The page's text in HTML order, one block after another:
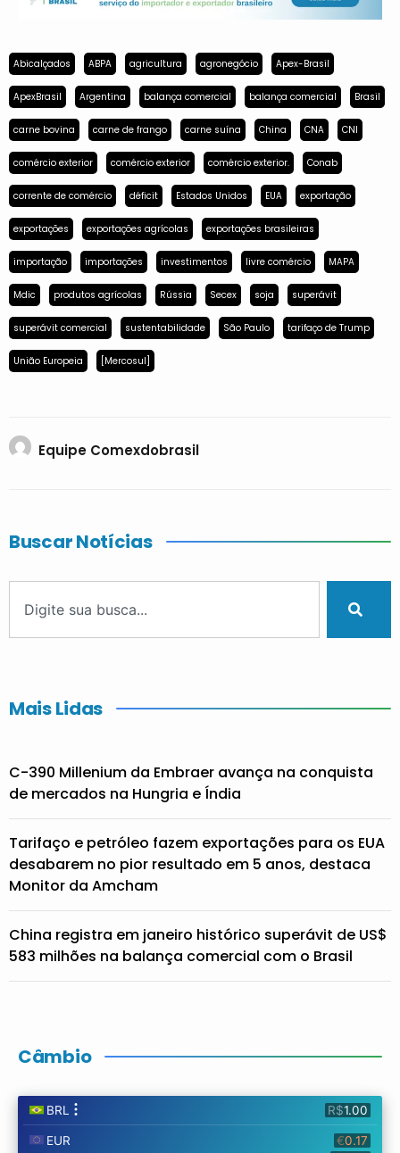
Abicalçados ABPA agricultura agronegócio Apex-Brasil
ApexBrasil Argentina balança comercial balança comercial Brasil
carne bovina carne de frango carne suína China CNA CNI
comércio exterior comércio exterior comércio exterior. Conab
corrente de comércio déficit Estados Unidos EUA exportação
exportações exportações agrícolas exportações brasileiras
importação importações investimentos livre comércio MAPA
Mdic produtos agrícolas Rússia Secex soja superávit
superávit comercial sustentabilidade São Paulo tarifaço de Trump
União Europeia [Mercosul]
Equipe Comexdobrasil
Buscar Notícias
Mais Lidas
C-390 Millenium da Embraer avança na conquista
de mercados na Hungria e Índia
Tarifaço e petróleo fazem exportações para os EUA
desabarem no pior resultado em 5 anos, destaca
Monitor da Amcham
China registra em janeiro histórico superávit de US$
583 milhões na balança comercial com o Brasil
Câmbio